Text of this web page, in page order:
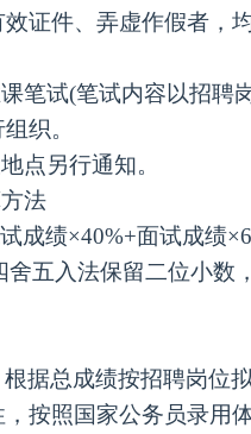
证件、弄虚作假者，
笔试(笔试内容以招聘
织。
点另行通知。
法
成绩×40%+面试成绩
舍五入法保留二位小数
据总成绩按招聘岗位
按照国家公务员录用